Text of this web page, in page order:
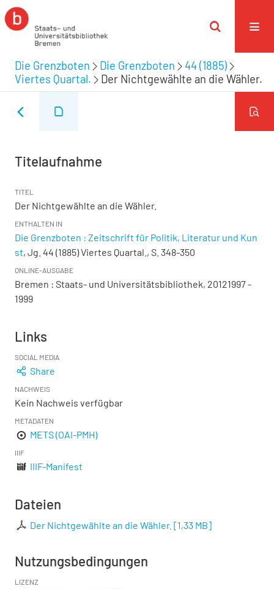
Die Grenzboten Die Grenzboten
44 (1885)
Viertes Quartal.
Der Nichtgewählte an die Wähler.
Titelaufnahme
TITEL
Der Nichtgewählte an die Wähler.
ENTHALTEN IN
Die Grenzboten : Zeitschrift für Politik, Literatur und Kun
st, Jg. 44 (1885) Viertes Quartal., S. 348-350
ONLINE-AUSGABE
Bremen : Staats- und Universitätsbibliothek, 20121997 -
1999
Links
SOCIAL MEDIA
Share
NACHWEIS
Kein Nachweis verfügbar
METADATEN
METS (OAI-PMH)
IIIF
IIIF-Manifest
Dateien
Der Nichtgewählte an die Wähler. [1,33 MB]
Nutzungsbedingungen
LIZENZ